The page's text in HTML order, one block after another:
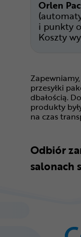
Orlen
i punkty
Koszty
przesyłki
dbałością.
produkty
na czas
Odbiór
salonach